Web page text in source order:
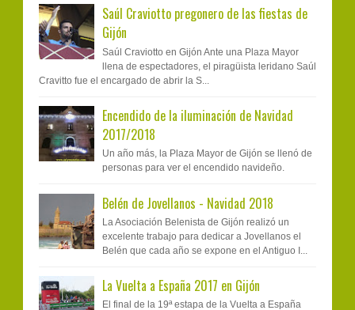
Saúl Craviotto pregonero de las fiestas de
Gijón
Saúl Craviotto en Gijón Ante una Plaza Mayor
llena de espectadores, el piragüista leridano Saúl
Cravitto fue el encargado de abrir la S...
Encendido de la iluminación de Navidad
2017/2018
Un año más, la Plaza Mayor de Gijón se llenó de
personas para ver el encendido navideño.
Belén de Jovellanos - Navidad 2018
La Asociación Belenista de Gijón realizó un
excelente trabajo para dedicar a Jovellanos el
Belén que cada año se expone en el Antiguo I...
La Vuelta a España 2017 en Gijón
El final de la 19ª estapa de la Vuelta a España